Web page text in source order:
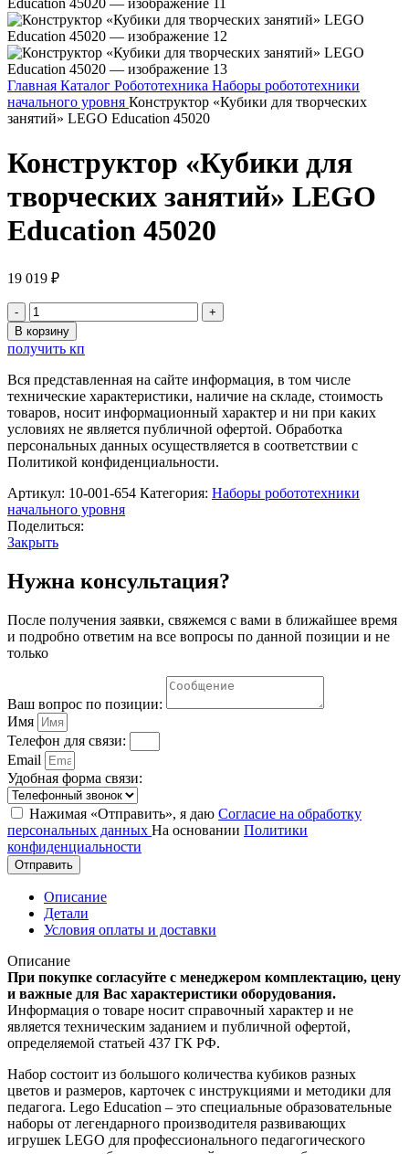
Главная Каталог Робототехника Наборы робототехники
начального уровня Конструктор «Кубики для творческих
занятий» LEGO Education 45020
Конструктор «Кубики для
творческих занятий» LEGO
Education 45020
19 019 ₽
Количество
товара
Конструктор
«Кубики
для
творческих
занятий»
LEGO
Education
45020
В корзину
получить кп
Вся представленная на сайте информация, в том числе
технические характеристики, наличие на складе, стоимость
товаров, носит информационный характер и ни при каких
условиях не является публичной офертой. Обработка
персональных данных осуществляется в соответствии с
Политикой конфиденциальности.
Артикул: 10-001-654 Категория: Наборы робототехники
начального уровня
Поделиться:
Закрыть
Нужна консультация?
После получения заявки, свяжемся с вами в ближайшее время
и подробно ответим на все вопросы по данной позиции и не
только
Ваш вопрос по позиции:
Имя
Телефон для связи:
Email
Удобная форма связи:
Нажимая «Отправить», я даю Согласие на обработку
персональных данных На основании Политики
конфиденциальности
Отправить
Описание
Детали
Условия оплаты и доставки
Описание
При покупке согласуйте с менеджером комплектацию, цену
и важные для Вас характеристики оборудования.
Информация о товаре носит справочный характер и не
является техническим заданием и публичной офертой,
определяемой статьей 437 ГК РФ.
Набор состоит из большого количества кубиков разных
цветов и размеров, карточек с инструкциями и методики для
педагога. Lego Education – это специальные образовательные
наборы от легендарного производителя развивающих
игрушек LEGO для профессионального педагогического